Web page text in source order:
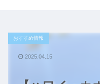
おすすめ情報
2025.04.15